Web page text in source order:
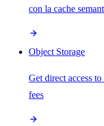
con la cache
Object Storage
Get direct access
fees